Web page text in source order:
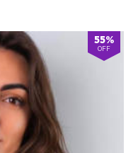
55%
OFF